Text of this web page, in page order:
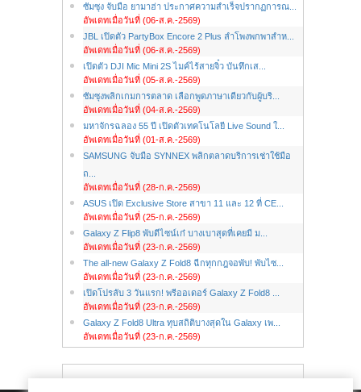
ซัมซุง จับมือ ยามาฮ่า ประกาศความสำเร็จปรากฏการณ...
อัพเดทเมื่อวันที่ (06-ส.ค.-2569)
JBL เปิดตัว PartyBox Encore 2 Plus ลำโพงพกพาสำห...
อัพเดทเมื่อวันที่ (06-ส.ค.-2569)
เปิดตัว DJI Mic Mini 2S ไมค์ไร้สายจิ๋ว บันทึกเส...
อัพเดทเมื่อวันที่ (05-ส.ค.-2569)
ซัมซุงพลิกเกมการตลาด เลือกพูดภาษาเดียวกับผู้บริ...
อัพเดทเมื่อวันที่ (04-ส.ค.-2569)
มหาจักรฉลอง 55 ปี เปิดตัวเทคโนโลยี Live Sound ใ...
อัพเดทเมื่อวันที่ (01-ส.ค.-2569)
SAMSUNG จับมือ SYNNEX พลิกตลาดบริการเช่าใช้มือ
ถ...
อัพเดทเมื่อวันที่ (28-ก.ค.-2569)
ASUS เปิด Exclusive Store สาขา 11 และ 12 ที่ CE...
อัพเดทเมื่อวันที่ (25-ก.ค.-2569)
Galaxy Z Flip8 พับดีไซน์เก๋ บางเบาสุดที่เคยมี ม...
อัพเดทเมื่อวันที่ (23-ก.ค.-2569)
The all-new Galaxy Z Fold8 ฉีกทุกกฎจอพับ! พับไซ...
อัพเดทเมื่อวันที่ (23-ก.ค.-2569)
เปิดโปรลับ 3 วันแรก! พรีออเดอร์ Galaxy Z Fold8 ...
อัพเดทเมื่อวันที่ (23-ก.ค.-2569)
Galaxy Z Fold8 Ultra ทุบสถิติบางสุดใน Galaxy เพ...
อัพเดทเมื่อวันที่ (23-ก.ค.-2569)